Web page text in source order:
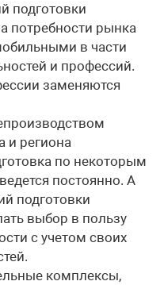
подготовки
потребности рынка
в части
и профессий.
заменяются
и региона
по некоторым
постоянно. А
подготовки
выбор в пользу
с учетом своих
комплексы,